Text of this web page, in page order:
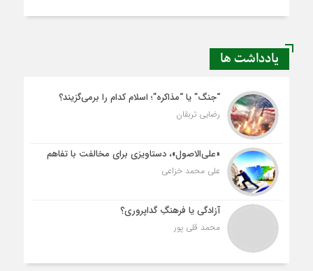
یادداشت ها
“جنگ” یا “مذاکره”؛ اسلام کدام را برمی‌گزیند؟
رضایی تربقان
«علی‌الاصول»، دستاویزی برای مخالفت با تفاهم
علی محمد خزاعی
آزادگی یا فرهنگِ گداپروری؟
محمد قلی پور